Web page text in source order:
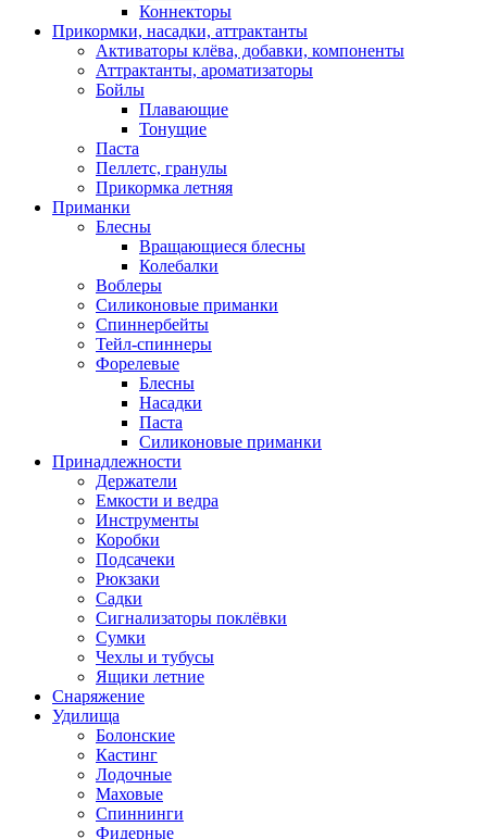
Коннекторы
Прикормки, насадки, аттрактанты
Активаторы клёва, добавки, компоненты
Аттрактанты, ароматизаторы
Бойлы
Плавающие
Тонущие
Паста
Пеллетс, гранулы
Прикормка летняя
Приманки
Блесны
Вращающиеся блесны
Колебалки
Воблеры
Силиконовые приманки
Спиннербейты
Тейл-спиннеры
Форелевые
Блесны
Насадки
Паста
Силиконовые приманки
Принадлежности
Держатели
Емкости и ведра
Инструменты
Коробки
Подсачеки
Рюкзаки
Садки
Сигнализаторы поклёвки
Сумки
Чехлы и тубусы
Ящики летние
Снаряжение
Удилища
Болонские
Кастинг
Лодочные
Маховые
Спиннинги
Фидерные